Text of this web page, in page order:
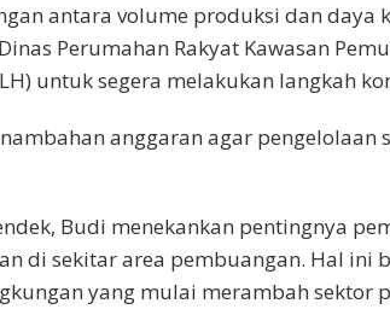
antara volume produksi dan daya
Perumahan Rakyat Kawasan
untuk segera melakukan langkah
anggaran agar pengelolaan
Budi menekankan pentingnya
di sekitar area pembuangan. Hal ini
yang mulai merambah sektor